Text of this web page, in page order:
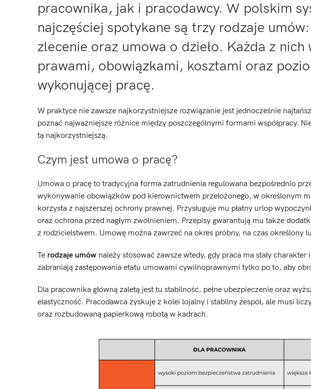
pracownika, jak i pracodawcy. W polskim
najczęściej spotykane są trzy rodzaje
zlecenie oraz umowa o dzieło. Każda z nich
prawami, obowiązkami, kosztami oraz
wykonującej pracę.
W praktyce nie zawsze najkorzystniejsze rozwiązanie jest jednocześnie
poznać najważniejsze różnice między poszczególnymi formami współpracy.
tą najkorzystniejszą.
Czym jest umowa o pracę?
Umowa o pracę to tradycyjna forma zatrudnienia regulowana bezpośrednio
wykonywanie obowiązków pod kierownictwem przełożonego, w określonym
korzysta z najszerszej ochrony prawnej. Przysługuje mu płatny urlop
oraz ochrona przed nagłym zwolnieniem. Przepisy gwarantują mu także
z rodzicielstwem. Umowę można zawrzeć na okres próbny, na czas określony
Te rodzaje umów należy stosować zawsze wtedy, gdy praca ma stały
zabraniają zastępowania etatu umowami cywilnoprawnymi tylko po to, aby
Dla pracownika główną zaletą jest tu stabilność, pełne ubezpieczenie oraz
elastyczność. Pracodawca zyskuje z kolei lojalny i stabilny zespół, ale musi
oraz rozbudowaną papierkową robotą w kadrach.